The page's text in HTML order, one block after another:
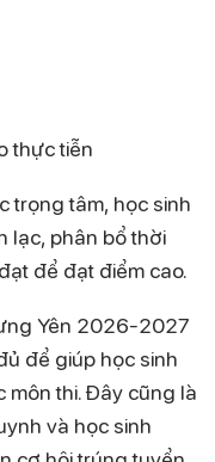
thực tiễn
trọng tâm, học sinh
lạc, phân bổ thời
để đạt điểm cao.
Yên 2026-2027
để giúp học sinh
môn thi. Đây cũng là
và học sinh